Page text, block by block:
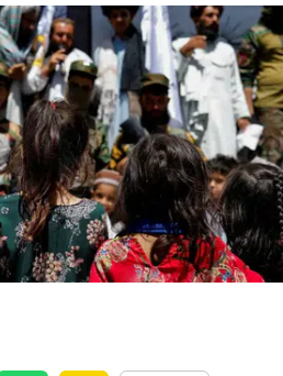
Bolu
Burdur
Bursa
Çanakkale
Çankırı
Çorum